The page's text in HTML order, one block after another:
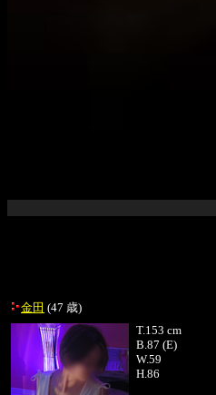
金田 (47 歳)
T. 153 cm
B. 87 (E)
W.59
H. 86